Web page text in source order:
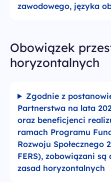
zawodowego, języka
Obowiązek
horyzontalnych
Zgodnie z
Partnerstwa na lata
oraz beneficjenci
ramach Programu
Rozwoju Społecznego
FERS), zobowiązani
zasad horyzontalnych